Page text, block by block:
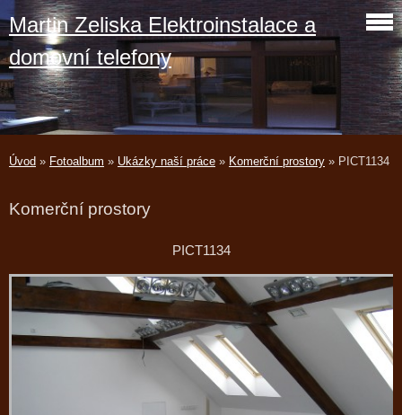
Martin Zeliska Elektroinstalace a
domovní telefony
Úvod » Fotoalbum » Ukázky naší práce » Komerční prostory » PICT1134
Komerční prostory
PICT1134